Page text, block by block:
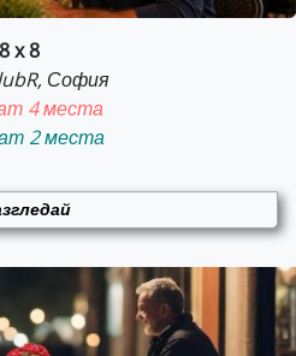
x 8
София
4 места
2 места